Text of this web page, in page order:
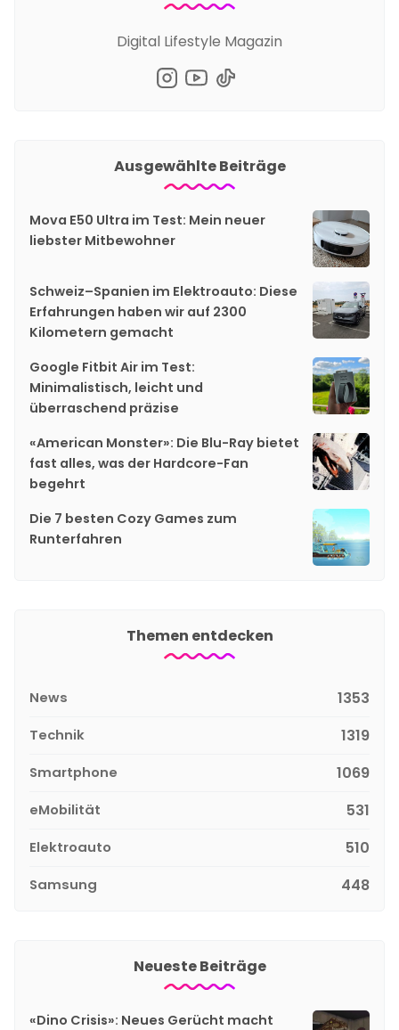
Digital Lifestyle Magazin
Ausgewählte Beiträge
Mova E50 Ultra im Test: Mein neuer
liebster Mitbewohner
Schweiz–Spanien im Elektroauto: Diese
Erfahrungen haben wir auf 2300
Kilometern gemacht
Google Fitbit Air im Test:
Minimalistisch, leicht und
überraschend präzise
«American Monster»: Die Blu-Ray bietet
fast alles, was der Hardcore-Fan
begehrt
Die 7 besten Cozy Games zum
Runterfahren
Themen entdecken
News 1353
Technik 1319
Smartphone 1069
eMobilität 531
Elektroauto 510
Samsung 448
Neueste Beiträge
«Dino Crisis»: Neues Gerücht macht